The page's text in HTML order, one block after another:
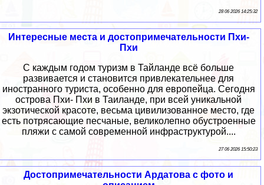
28 06 2026 14:25:32
Интересные места и достопримечательности Пхи-
Пхи
С каждым годом туризм в Тайланде всё больше
развивается и становится привлекательнее для
иностранного туриста, особенно для европейца. Сегодня
острова Пхи- Пхи в Таиланде, при всей уникальной
экзотической красоте, весьма цивилизованное место, где
есть потрясающие песчаные, великолепно обустроенные
пляжи с самой современной инфраструктурой....
27 06 2026 15:50:23
Достопримечательности Ардатова с фото и